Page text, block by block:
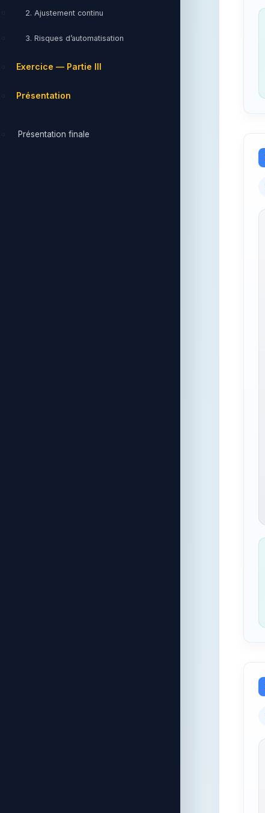
2. Ajustement continu
3. Risques d’automatisation
Exercice — Partie III
Présentation
Présentation finale